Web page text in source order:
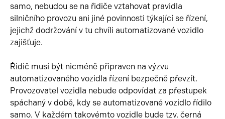
samo, nebudou se na řidiče vztahovat pravidla
silničního provozu ani jiné povinnosti týkající se řízení,
jejichž dodržování v tu chvíli automatizované vozidlo
zajišťuje.
Řidič musí být nicméně připraven na výzvu
automatizovaného vozidla řízení bezpečně převzít.
Provozovatel vozidla nebude odpovídat za přestupek
spáchaný v době, kdy se automatizované vozidlo řídilo
samo. V každém takovémto vozidle bude tzv. černá